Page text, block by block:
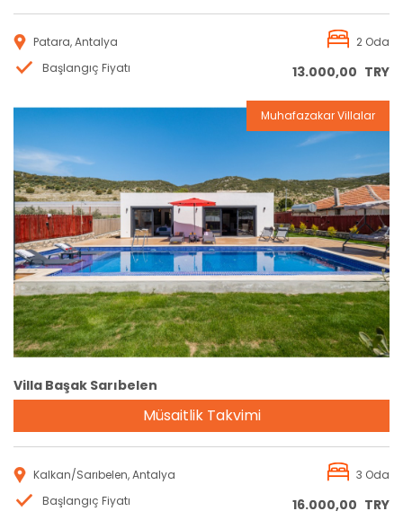
Patara, Antalya
2 Oda
Başlangıç Fiyatı
13.000,00 TRY
Rezervasyon
Muhafazakar Villalar
Villa Başak Sarıbelen
Müsaitlik Takvimi
Kalkan/Sarıbelen, Antalya
3 Oda
Başlangıç Fiyatı
16.000,00 TRY